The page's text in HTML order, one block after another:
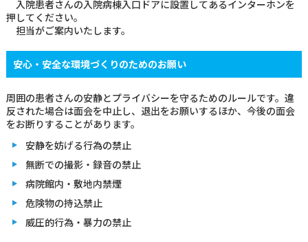
入院患者さんの入院病棟入口ドアに設置してあるインターホンを
押してください。
担当がご案内いたします。
安心・安全な環境づくりのためのお願い
周囲の患者さんの安静とプライバシーを守るためのルールです。違
反された場合は面会を中止し、退出をお願いするほか、今後の面会
をお断りすることがあります。
安静を妨げる行為の禁止
無断での撮影・録音の禁止
病院館内・敷地内禁煙
危険物の持込禁止
威圧的行為・暴力の禁止